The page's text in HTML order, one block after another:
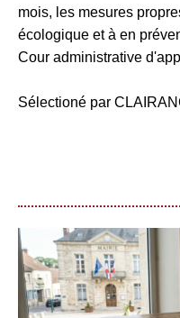
mois, les mesures
écologique et à en
Cour administrative
Sélectioné par